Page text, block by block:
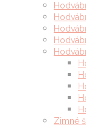
Zimné